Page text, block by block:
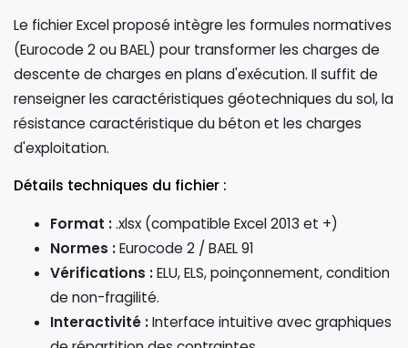
Le fichier Excel proposé intègre les formules normatives
(Eurocode 2 ou BAEL) pour transformer les charges de
descente de charges en plans d'exécution. Il suffit de
renseigner les caractéristiques géotechniques du sol, la
résistance caractéristique du béton et les charges
d'exploitation.
Détails techniques du fichier :
Format :.xlsx (compatible Excel 2013 et +)
Normes :Eurocode 2 / BAEL 91
Vérifications :ELU, ELS, poinçonnement, condition
de non-fragilité.
Interactivité :Interface intuitive avec graphiques